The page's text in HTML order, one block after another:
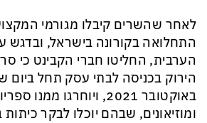
לאחר שהשרים קיבלו מגורמי
התחלואה בקורונה בישראל, ובדגש
הערבית, החליטו חברי הקבינט כי
באוקטובר 2021, ויוחרגו ממנו
ומוזיאונים, שבהם יוכלו לבקר